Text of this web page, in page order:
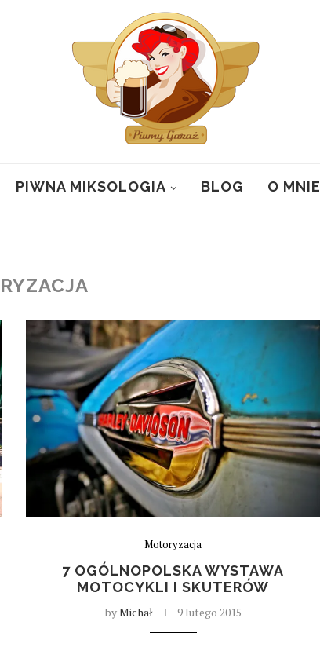
PIWNA MIKSOLOGIA BLOG O MNIE
Motoryzacja
7 OGÓLNOPOLSKA WYSTAWA
MOTOCYKLI I SKUTERÓW
byMichał 9 lutego 2015